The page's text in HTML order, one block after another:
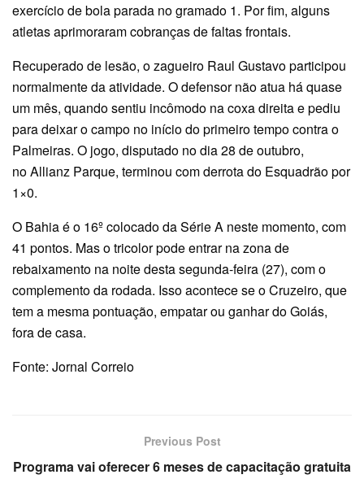
exercício de bola parada no gramado 1. Por fim, alguns
atletas aprimoraram cobranças de faltas frontais.
Recuperado de lesão, o zagueiro Raul Gustavo participou
normalmente da atividade. O defensor não atua há quase
um mês, quando sentiu incômodo na coxa direita e pediu
para deixar o campo no início do primeiro tempo contra o
Palmeiras. O jogo, disputado no dia 28 de outubro,
no Allianz Parque, terminou com derrota do Esquadrão por
1×0.
O Bahia é o 16º colocado da Série A neste momento, com
41 pontos. Mas o tricolor pode entrar na zona de
rebaixamento na noite desta segunda-feira (27), com o
complemento da rodada. Isso acontece se o Cruzeiro, que
tem a mesma pontuação, empatar ou ganhar do Goiás,
fora de casa.
Fonte: Jornal Correio
Previous Post
Programa vai oferecer 6 meses de capacitação gratuita